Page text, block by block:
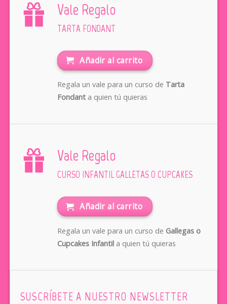
Vale Regalo
TARTA FONDANT
Añadir al carrito
Regala un vale para un curso de Tarta
Fondanta quien tú quieras
Vale Regalo
CURSO INFANTIL GALLETAS O CUPCAKES
Añadir al carrito
Regala un vale para un curso de Gallegas o
Cupcakes Infantila quien tú quieras
SUSCRÍBETE A NUESTRO NEWSLETTER